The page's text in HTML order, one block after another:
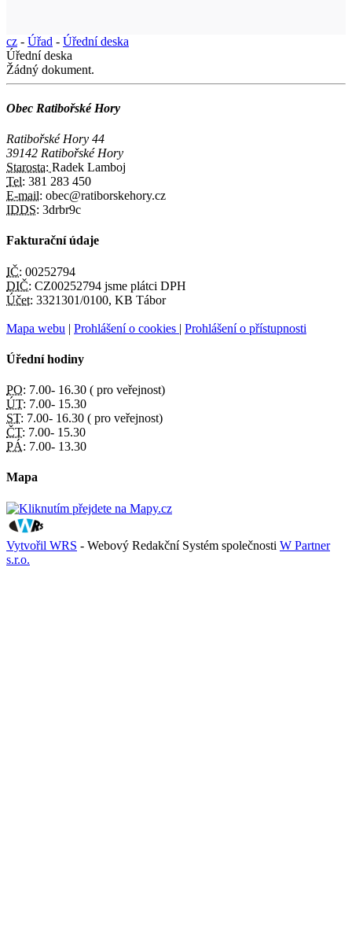
cz - Úřad - Úřední deska
Úřední deska
Žádný dokument.
Obec Ratibořské Hory
Ratibořské Hory 44
39142 Ratibořské Hory
Starosta: Radek Lamboj
Tel: 381 283 450
E-mail: obec@ratiborskehory.cz
IDDS: 3drbr9c
Fakturační údaje
IČ: 00252794
DIČ: CZ00252794 jsme plátci DPH
Účet: 3321301/0100, KB Tábor
Mapa webu | Prohlášení o cookies | Prohlášení o přístupnosti
Úřední hodiny
PO: 7.00- 16.30 ( pro veřejnost)
ÚT: 7.00- 15.30
ST: 7.00- 16.30 ( pro veřejnost)
ČT: 7.00- 15.30
PÁ: 7.00- 13.30
Mapa
Vytvořil WRS - Webový Redakční Systém společnosti W Partner
s.r.o.